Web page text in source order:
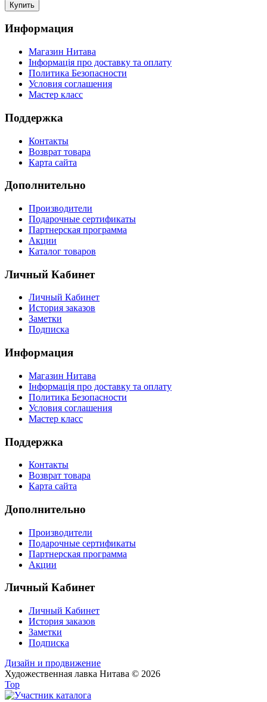
Информация
Магазин Нитава
Інформація про доставку та оплату
Политика Безопасности
Условия соглашения
Мастер класс
Поддержка
Контакты
Возврат товара
Карта сайта
Дополнительно
Производители
Подарочные сертификаты
Партнерская программа
Акции
Каталог товаров
Личный Кабинет
Личный Кабинет
История заказов
Заметки
Подписка
Информация
Магазин Нитава
Інформація про доставку та оплату
Политика Безопасности
Условия соглашения
Мастер класс
Поддержка
Контакты
Возврат товара
Карта сайта
Дополнительно
Производители
Подарочные сертификаты
Партнерская программа
Акции
Личный Кабинет
Личный Кабинет
История заказов
Заметки
Подписка
Дизайн и продвижение
Художественная лавка Нитава © 2026
Top